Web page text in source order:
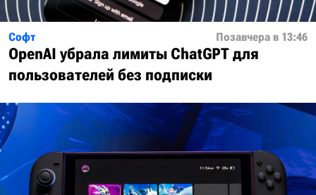
Софт Позавчера в 13:46
OpenAI убрала лимиты ChatGPT для
пользователей без подписки